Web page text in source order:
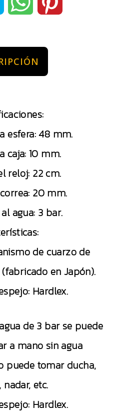
esfera: 48 mm.
caja: 10 mm.
reloj: 22 cm.
20 mm.
agua: 3 bar.
de cuarzo de
en Japón).
Hardlex.
de 3 bar se puede
a mano sin agua
puede tomar ducha,
nadar, etc.
Hardlex.